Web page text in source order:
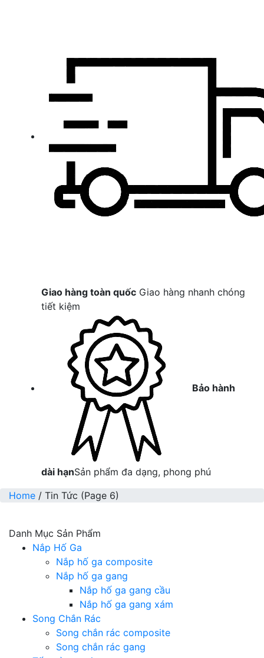
Giao hàng toàn quốc Giao hàng nhanh chóng
tiết kiệm
Bảo hành
dài hạnSản phẩm đa dạng, phong phú
Home / Tin Tức (Page 6)
Danh Mục Sản Phẩm
Nắp Hố Ga
Nắp hố ga composite
Nắp hố ga gang
Nắp hố ga gang cầu
Nắp hố ga gang xám
Song Chắn Rác
Song chắn rác composite
Song chắn rác gang